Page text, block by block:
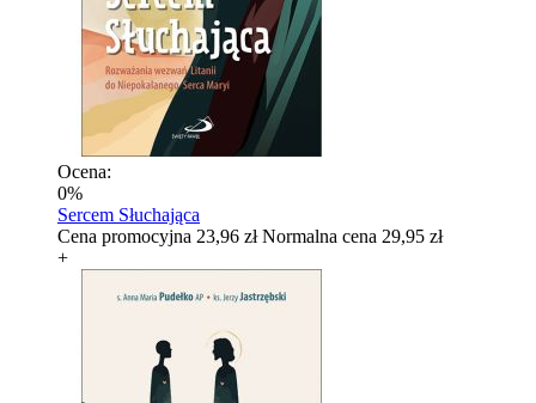
Ocena:
0%
Sercem Słuchająca
Cena promocyjna 23,96 zł Normalna cena 29,95 zł
+